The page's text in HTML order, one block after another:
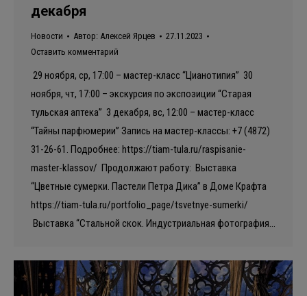
декабря
Новости Автор: Алексей Ярцев
27.11.2023
Оставить комментарий
29 ноября, ср, 17:00 – мастер-класс “Цианотипия” 30
ноября, чт, 17:00 – экскурсия по экспозиции “Старая
тульская аптека” 3 декабря, вс, 12:00 – мастер-класс
“Тайны парфюмерии” Запись на мастер-классы: +7 (4872)
31-26-61. Подробнее: https://tiam-tula.ru/raspisanie-
master-klassov/ Продолжают работу: Выставка
“Цветные сумерки. Пастели Петра Дика” в Доме Крафта
https://tiam-tula.ru/portfolio_page/tsvetnye-sumerki/
Выставка “Стальной скок. Индустриальная фотография…